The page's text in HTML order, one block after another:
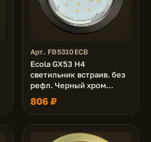
Арт. FB5310ECB
Ecola GX53 H4
светильник встраив. без
рефл. Черный хром
38x106 - 10 pack (кd102)
806 ₽